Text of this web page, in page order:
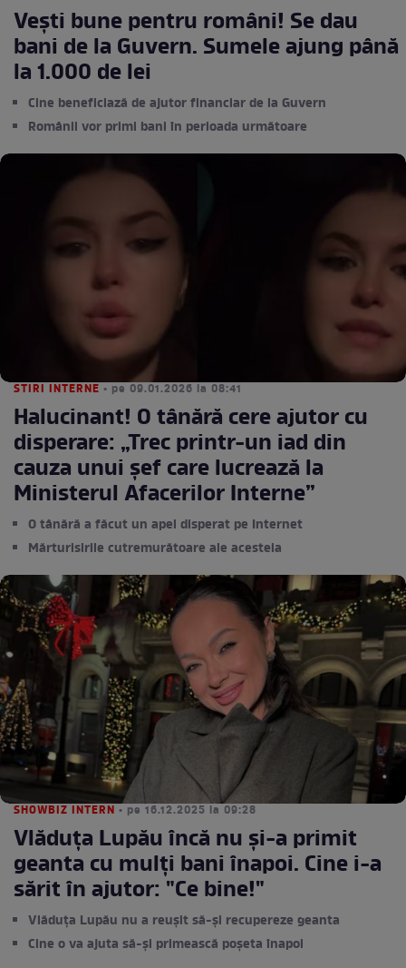
Vești bune pentru români! Se dau
bani de la Guvern. Sumele ajung până
la 1.000 de lei
Cine beneficiază de ajutor financiar de la Guvern
Românii vor primi bani în perioada următoare
STIRI INTERNE • pe 09.01.2026 la 08:41
Halucinant! O tânără cere ajutor cu
disperare: „Trec printr-un iad din
cauza unui șef care lucrează la
Ministerul Afacerilor Interne”
O tânără a făcut un apel disperat pe Internet
Mărturisirile cutremurătoare ale acesteia
SHOWBIZ INTERN • pe 16.12.2025 la 09:28
Vlăduța Lupău încă nu și-a primit
geanta cu mulți bani înapoi. Cine i-a
sărit în ajutor: "Ce bine!"
Vlăduța Lupău nu a reușit să-și recupereze geanta
Cine o va ajuta să-și primească poșeta înapoi